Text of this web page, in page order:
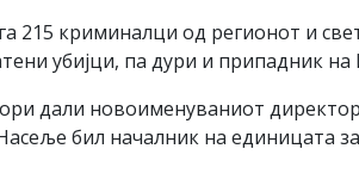
криминалци од регионот и
убијци, па дури и припадник
дали новоименуваниот
бил началник на единицата